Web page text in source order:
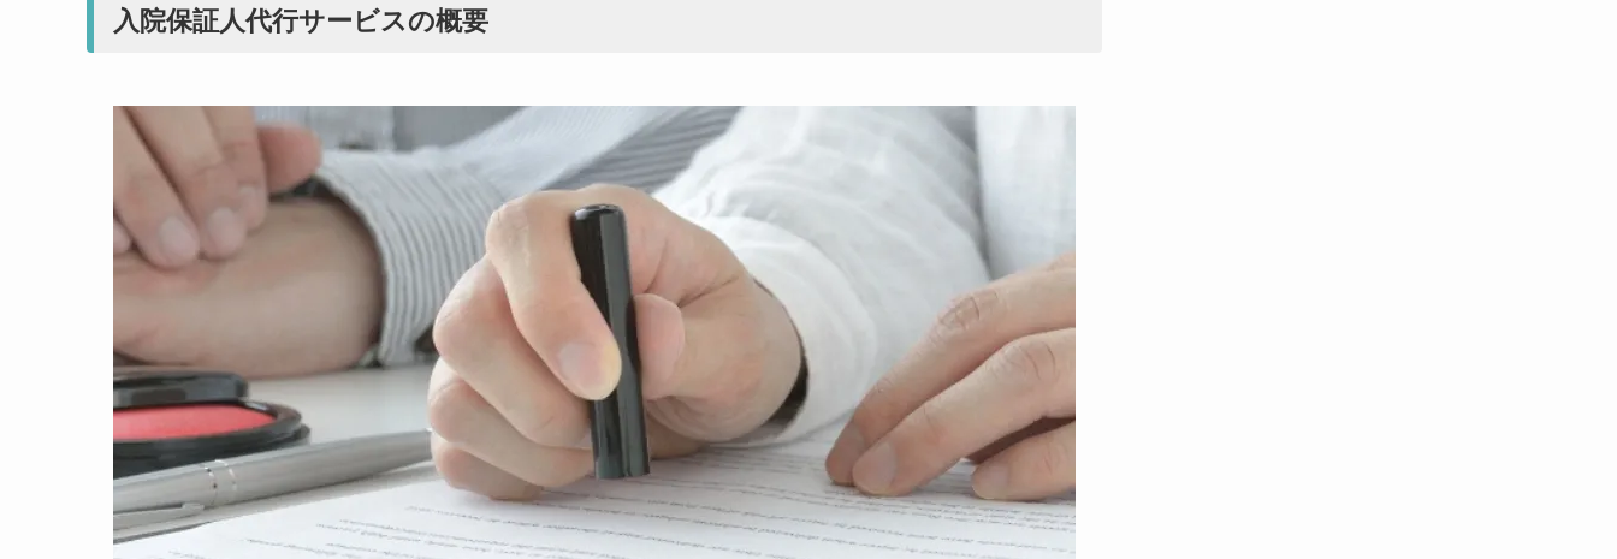
入院保証人代行サービスの概要